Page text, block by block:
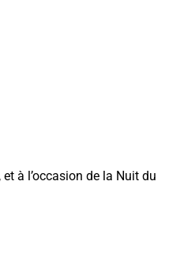
à l’occasion de la Nuit du